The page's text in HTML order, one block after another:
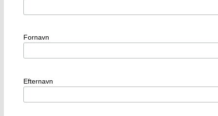
Fornavn
Efternavn